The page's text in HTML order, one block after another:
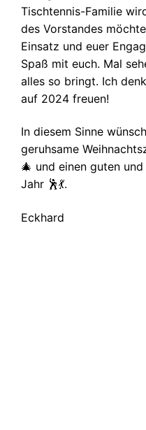
Tischtennis-Familie
des Vorstandes
Einsatz und euer
Spaß mit euch. Mal
alles so bringt. Ich
auf 2024 freuen!
In diesem Sinne
geruhsame
🎄 und einen guten
Jahr 🕺💃.
Eckhard